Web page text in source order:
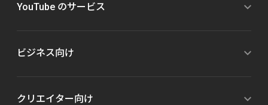
YouTube のサービス
ビジネス向け
クリエイター向け